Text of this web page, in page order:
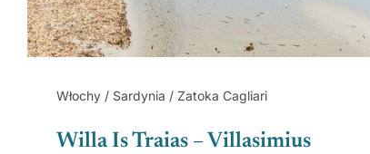
Włochy / Sardynia / Zatoka Cagliari
Willa Is Traias – Villasimius